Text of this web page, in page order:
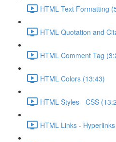
HTML Text Formatting
HTML Quotation and
HTML Comment Tag
HTML Colors (13:43)
HTML Styles - CSS
HTML Links -